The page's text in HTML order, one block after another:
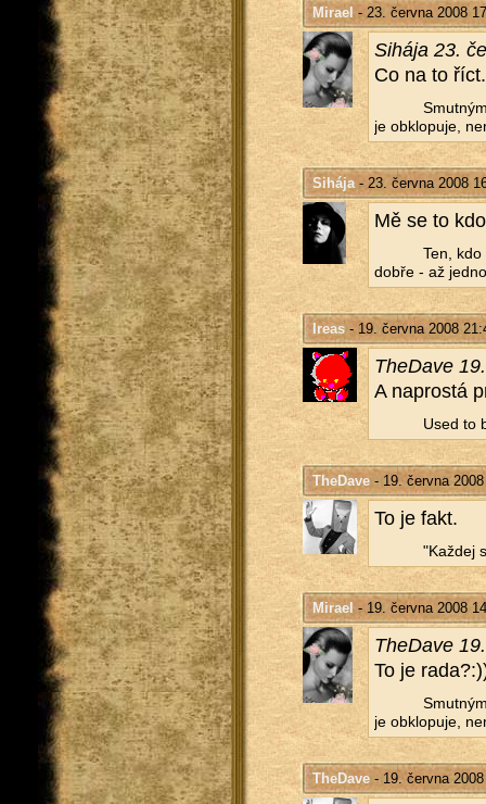
Mirael - 23. června 2008
Si­há­ja 23.
Co na to
je ob­klo­pu­je,
Sihája- 23. června 2008
Mě se to
Ten,
dobře - až
Ireas- 19. června 2008
The­Da­ve
A na­pros­tá
Used to
TheDave- 19. června 2008
To je fakt.
"Kaž­dej
Mirael - 19. června 2008
The­Da­ve
To je
je ob­klo­pu­je,
TheDave- 19. června 2008